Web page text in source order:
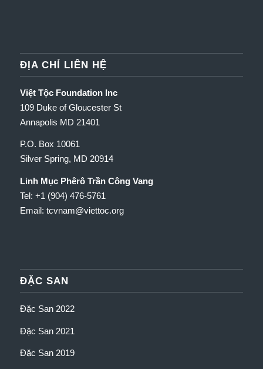
ĐỊA CHỈ LIÊN HỆ
Việt Tộc Foundation Inc
109 Duke of Gloucester St
Annapolis MD 21401
P.O. Box 10061
Silver Spring, MD 20914
Linh Mục Phêrô Trần Công Vang
Tel: +1 (904) 476-5761
Email: tcvnam@viettoc.org
ĐẶC SAN
Đặc San 2022
Đặc San 2021
Đặc San 2019